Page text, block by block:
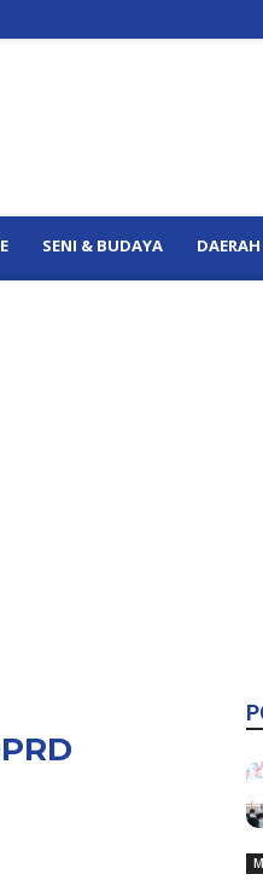
SENI & BUDAYA DAERAH